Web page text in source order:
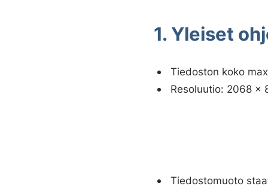
1. Yleiset
Tiedoston koko
Resoluutio: 2068 x
Tiedostomuoto